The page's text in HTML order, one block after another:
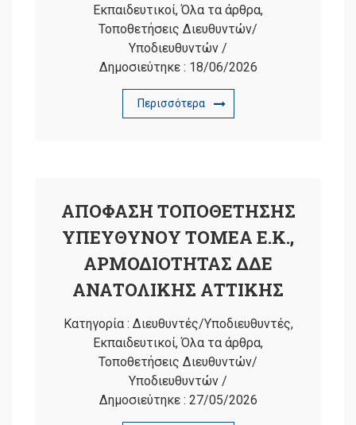
Εκπαιδευτικοί,Όλα τα άρθρα,
Τοποθετήσεις Διευθυντών/
Υποδιευθυντών /
Δημοσιεύτηκε : 18/06/2026
Περισσότερα
ΑΠΟΦΑΣΗ ΤΟΠΟΘΕΤΗΣΗΣ
ΥΠΕΥΘΥΝΟΥ ΤΟΜΕΑ Ε.Κ.,
ΑΡΜΟΔΙΟΤΗΤΑΣ ΔΔΕ
ΑΝΑΤΟΛΙΚΗΣ ΑΤΤΙΚΗΣ
Κατηγορία : Διευθυντές/Υποδιευθυντές,
Εκπαιδευτικοί,Όλα τα άρθρα,
Τοποθετήσεις Διευθυντών/
Υποδιευθυντών /
Δημοσιεύτηκε : 27/05/2026